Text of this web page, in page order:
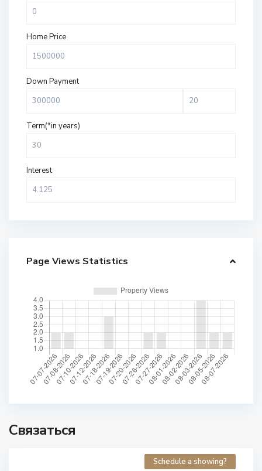
Home Price
Down Payment
Term(*in years)
Interest
Page Views Statistics
Связаться
Schedule a showing?